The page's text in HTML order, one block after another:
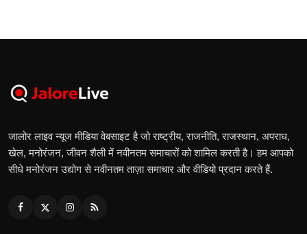
जालोर लाइव न्यूज मीडिया वेबसाइट है जो राष्ट्रीय, राजनीति, राजस्थान, अपराध,
खेल, मनोरंजन, जीवन शैली में नवीनतम समाचारों को शामिल करती है। हम आपको
सीधे मनोरंजन उद्योग से नवीनतम ताज़ा समाचार और वीडियो प्रदान करते हैं.